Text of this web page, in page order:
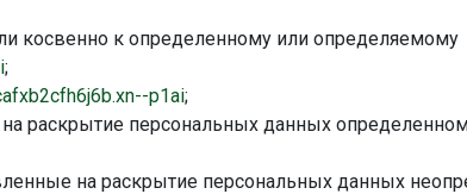
косвенно к определенному или определяемому
;
p1ai;
раскрытие персональных данных
на раскрытие персональных данных